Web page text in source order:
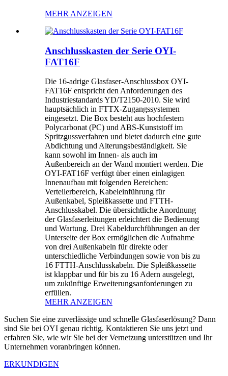
MEHR ANZEIGEN
Anschlusskasten der Serie OYI-
FAT16F
Die 16-adrige Glasfaser-Anschlussbox OYI-
FAT16F entspricht den Anforderungen des
Industriestandards YD/T2150-2010. Sie wird
hauptsächlich in FTTX-Zugangssystemen
eingesetzt. Die Box besteht aus hochfestem
Polycarbonat (PC) und ABS-Kunststoff im
Spritzgussverfahren und bietet dadurch eine gute
Abdichtung und Alterungsbeständigkeit. Sie
kann sowohl im Innen- als auch im
Außenbereich an der Wand montiert werden. Die
OYI-FAT16F verfügt über einen einlagigen
Innenaufbau mit folgenden Bereichen:
Verteilerbereich, Kabeleinführung für
Außenkabel, Spleißkassette und FTTH-
Anschlusskabel. Die übersichtliche Anordnung
der Glasfaserleitungen erleichtert die Bedienung
und Wartung. Drei Kabeldurchführungen an der
Unterseite der Box ermöglichen die Aufnahme
von drei Außenkabeln für direkte oder
unterschiedliche Verbindungen sowie von bis zu
16 FTTH-Anschlusskabeln. Die Spleißkassette
ist klappbar und für bis zu 16 Adern ausgelegt,
um zukünftige Erweiterungsanforderungen zu
erfüllen.
MEHR ANZEIGEN
Suchen Sie eine zuverlässige und schnelle Glasfaserlösung? Dann
sind Sie bei OYI genau richtig. Kontaktieren Sie uns jetzt und
erfahren Sie, wie wir Sie bei der Vernetzung unterstützen und Ihr
Unternehmen voranbringen können.
ERKUNDIGEN